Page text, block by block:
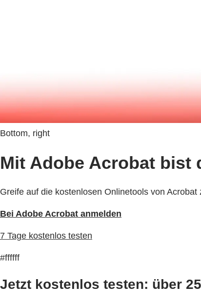
Bottom, right
Mit Adobe Acrobat bist
Greife auf die kostenlosen Onlinetools von
Bei Adobe Acrobat anmelden
7 Tage kostenlos testen
#ffffff
Jetzt kostenlos testen: über